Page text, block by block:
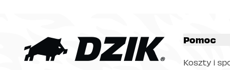
Pomoc
Koszty i